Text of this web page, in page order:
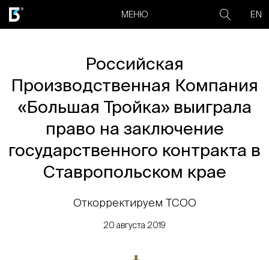
МЕНЮ EN
Российская
Производственная Компания
«Большая Тройка» выиграла
право на заключение
государственного контракта в
Ставропольском крае
Откорректируем ТСОО
20 августа 2019